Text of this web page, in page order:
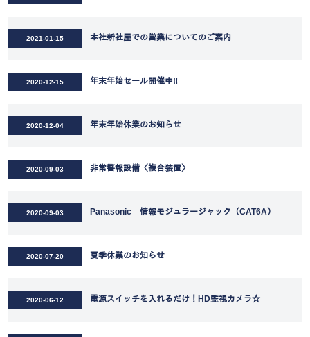
2021-01-15 本社新社屋での営業についてのご案内
2020-12-15 年末年始セール開催中‼
2020-12-04 年末年始休業のお知らせ
2020-09-03 非常警報設備〈複合装置〉
2020-09-03 Panasonic 情報モジュラージャック（CAT6A）
2020-07-20 夏季休業のお知らせ
2020-06-12 電源スイッチを入れるだけ！HD監視カメラ☆